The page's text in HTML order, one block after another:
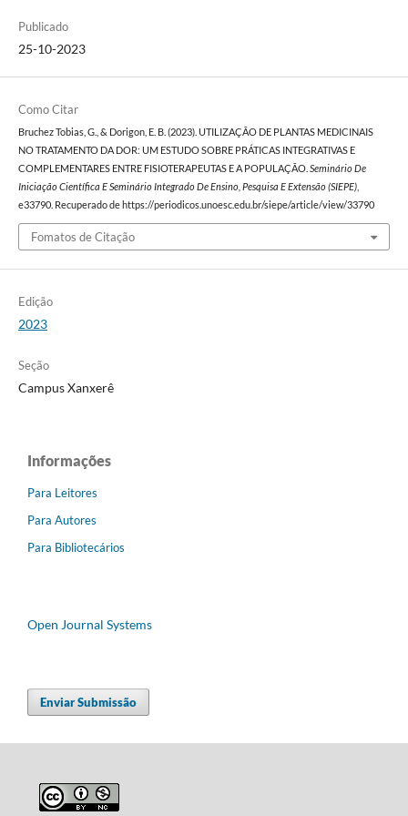
Publicado
25-10-2023
Como Citar
Bruchez Tobias, G., & Dorigon, E. B. (2023). UTILIZAÇÃO DE PLANTAS MEDICINAIS
NO TRATAMENTO DA DOR: UM ESTUDO SOBRE PRÁTICAS INTEGRATIVAS E
COMPLEMENTARES ENTRE FISIOTERAPEUTAS E A POPULAÇÃO. Seminário De
Iniciação Científica E Seminário Integrado De Ensino, Pesquisa E Extensão (SIEPE),
e33790. Recuperado de https://periodicos.unoesc.edu.br/siepe/article/view/33790
Fomatos de Citação
Edição
2023
Seção
Campus Xanxerê
Informações
Para Leitores
Para Autores
Para Bibliotecários
Open Journal Systems
Enviar Submissão